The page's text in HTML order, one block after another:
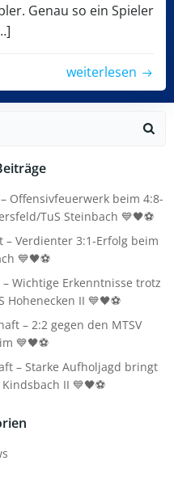
Genau so ein Spieler
weiterlesen
Offensivfeuerwerk beim 4:8-
TuS Steinbach 💙🖤⚽
Verdienter 3:1-Erfolg beim
💙🖤⚽
Wichtige Erkenntnisse trotz
Hohenecken II 💙🖤⚽
– 2:2 gegen den MTSV
💙🖤⚽
– Starke Aufholjagd bringt
II 💙🖤⚽